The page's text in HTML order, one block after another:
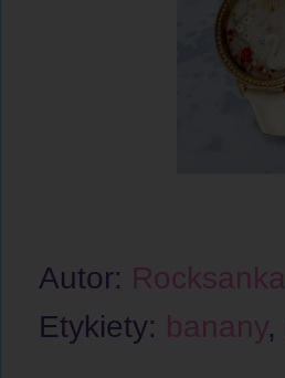
Autor: Rocksanka
Etykiety: banany,